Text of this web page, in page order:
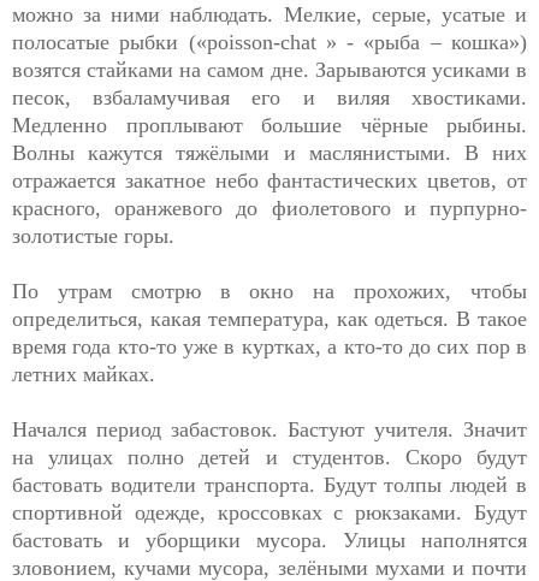
можно за ними наблюдать. Мелкие, серые, усатые и
полосатые рыбки («poisson-chat » - «рыба – кошка»)
возятся стайками на самом дне. Зарываются усиками в
песок, взбаламучивая его и виляя хвостиками.
Медленно проплывают большие чёрные рыбины.
Волны кажутся тяжёлыми и маслянистыми. В них
отражается закатное небо фантастических цветов, от
красного, оранжевого до фиолетового и пурпурно-
золотистые горы.
По утрам смотрю в окно на прохожих, чтобы
определиться, какая температура, как одеться. В такое
время года кто-то уже в куртках, а кто-то до сих пор в
летних майках.
Начался период забастовок. Бастуют учителя. Значит
на улицах полно детей и студентов. Скоро будут
бастовать водители транспорта. Будут толпы людей в
спортивной одежде, кроссовках с рюкзаками. Будут
бастовать и уборщики мусора. Улицы наполнятся
зловонием, кучами мусора, зелёными мухами и почти